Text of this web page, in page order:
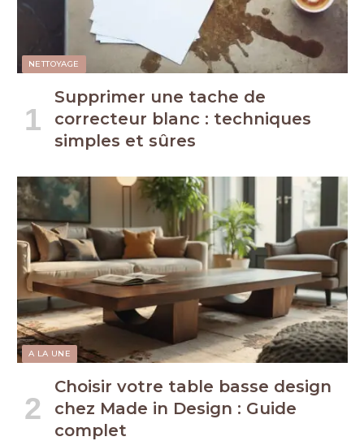
NETTOYAGE
Supprimer une tache de
correcteur blanc : techniques
simples et sûres
A LA UNE
Choisir votre table basse design
chez Made in Design : Guide
complet